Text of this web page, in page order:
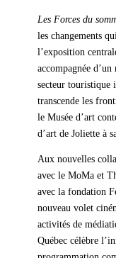
Les Forces du
les changements
l’exposition
accompagnée
secteur touristique
transcende les
le Musée d’art
d’art de Joliette à
Aux nouvelles
avec le MoMa et
avec la fondation
nouveau volet
activités de
Québec célèbre